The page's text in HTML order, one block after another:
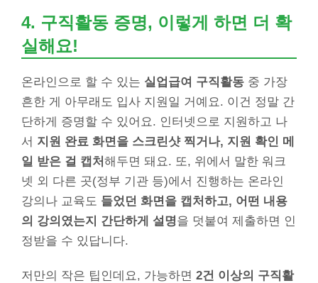
4. 구직활동 증명, 이렇게 하면 더 확
실해요!
온라인으로 할 수 있는 실업급여 구직활동 중 가장
흔한 게 아무래도 입사 지원일 거예요. 이건 정말 간
단하게 증명할 수 있어요. 인터넷으로 지원하고 나
서 지원 완료 화면을 스크린샷 찍거나, 지원 확인 메
일 받은 걸 캡처 해두면 돼요. 또, 위에서 말한 워크
넷 외 다른 곳(정부 기관 등)에서 진행하는 온라인
강의나 교육도 들었던 화면을 캡처하고, 어떤 내용
의 강의였는지 간단하게 설명을 덧붙여 제출하면 인
정받을 수 있답니다.
저만의 작은 팁인데요, 가능하면 2건 이상의 구직활